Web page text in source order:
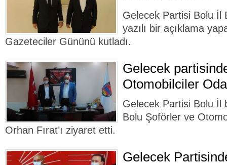
Gelecek Partisi Bolu İl
yazılı bir açıklama
Gazeteciler Gününü kutladı.
Gelecek
Otomobilciler
Gelecek Partisi Bolu İl
Bolu Şoförler ve
Orhan Fırat’ı ziyaret etti.
Gelecek